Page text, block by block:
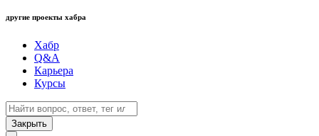
другие проекты хабра
Хабр
Q&A
Карьера
Курсы
Закрыть